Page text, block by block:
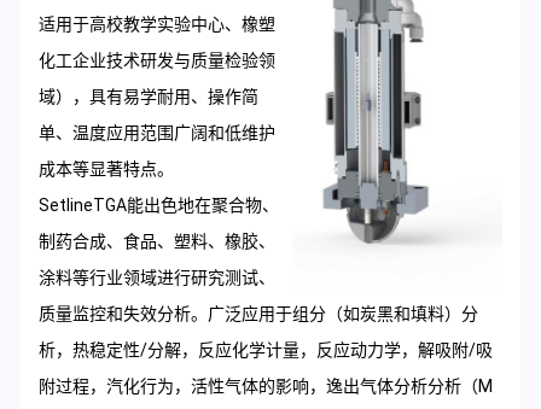
适用于高校教学实验中心、橡塑
化工企业技术研发与质量检验领
域），具有易学耐用、操作简
单、温度应用范围广阔和低维护
成本等显著特点。
SetlineTGA能出色地在聚合物、
制药合成、食品、塑料、橡胶、
涂料等行业领域进行研究测试、
质量监控和失效分析。广泛应用于组分（如炭黑和填料）分
析，热稳定性/分解，反应化学计量，反应动力学，解吸附/吸
附过程，汽化行为，活性气体的影响，逸出气体分析分析（M